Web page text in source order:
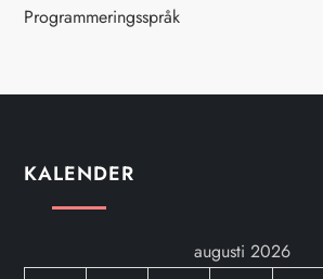
Programmeringsspråk
KALENDER
augusti 2026